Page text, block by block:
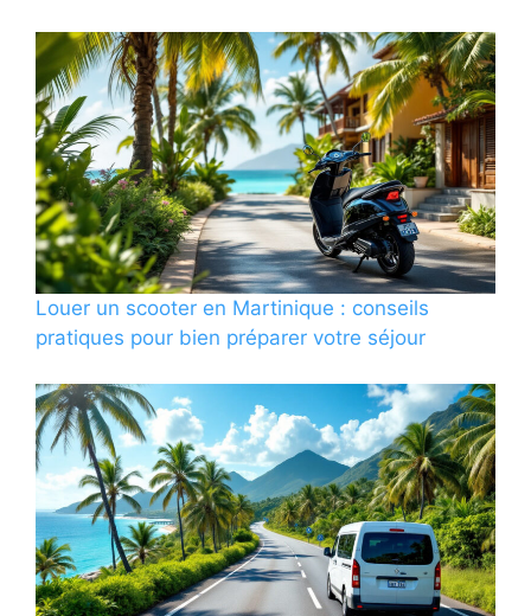
Louer un scooter en Martinique : conseils
pratiques pour bien préparer votre séjour